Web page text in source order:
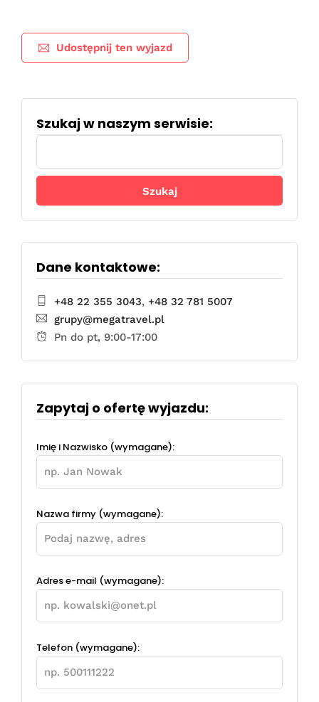
Udostępnij ten wyjazd
Szukaj w naszym serwisie:
Szukaj:
Dane kontaktowe:
+48 22 355 3043, +48 32 781 5007
grupy@megatravel.pl
Pn do pt, 9:00-17:00
Zapytaj o ofertę wyjazdu:
Imię i Nazwisko (wymagane):
Nazwa firmy (wymagane):
Adres e-mail (wymagane):
Telefon (wymagane):